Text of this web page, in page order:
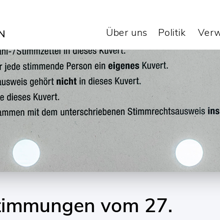
Über uns Politik
vom 27.